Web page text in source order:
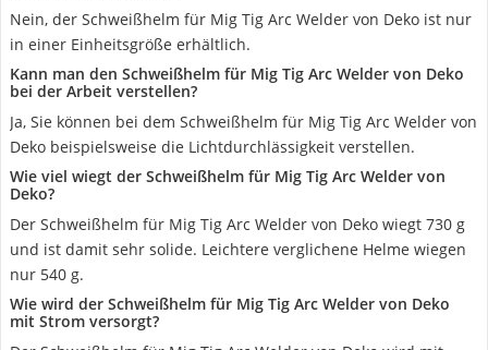
Nein, der Schweißhelm für Mig Tig Arc Welder von Deko ist nur
in einer Einheitsgröße erhältlich.
Kann man den Schweißhelm für Mig Tig Arc Welder von Deko
bei der Arbeit verstellen?
Ja, Sie können bei dem Schweißhelm für Mig Tig Arc Welder von
Deko beispielsweise die Lichtdurchlässigkeit verstellen.
Wie viel wiegt der Schweißhelm für Mig Tig Arc Welder von
Deko?
Der Schweißhelm für Mig Tig Arc Welder von Deko wiegt 730 g
und ist damit sehr solide. Leichtere verglichene Helme wiegen
nur 540 g.
Wie wird der Schweißhelm für Mig Tig Arc Welder von Deko
mit Strom versorgt?